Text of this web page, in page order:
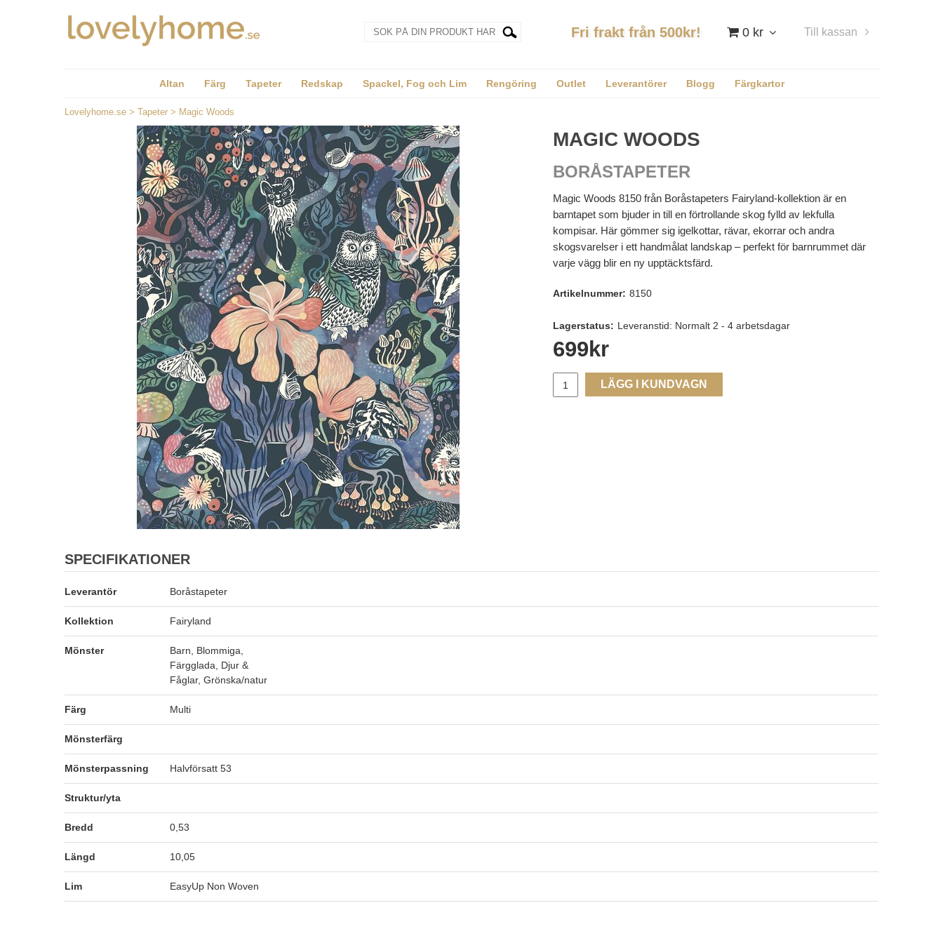
0 kr Till kassan
Fri frakt från 500kr!
Altan Färg Tapeter Redskap Spackel, Fog och Lim Rengöring Outlet Leverantörer Blogg Färgkartor
Lovelyhome.se > Tapeter > Magic Woods
MAGIC WOODS
BORÅSTAPETER
Magic Woods 8150 från Boråstapeters Fairyland-kollektion är en
barntapet som bjuder in till en förtrollande skog fylld av lekfulla
kompisar. Här gömmer sig igelkottar, rävar, ekorrar och andra
skogsvarelser i ett handmålat landskap – perfekt för barnrummet där
varje vägg blir en ny upptäcktsfärd.
Artikelnummer: 8150
Lagerstatus: Leveranstid: Normalt 2 - 4 arbetsdagar
699 kr
LÄGG I KUNDVAGN
SPECIFIKATIONER
Leverantör Boråstapeter
Kollektion Fairyland
Mönster
Barn, Blommiga,
Färgglada, Djur &
Fåglar, Grönska/natur
Färg Multi
Mönsterfärg
Mönsterpassning Halvförsatt 53
Struktur/yta
Bredd 0,53
Längd 10,05
Lim EasyUp Non Woven